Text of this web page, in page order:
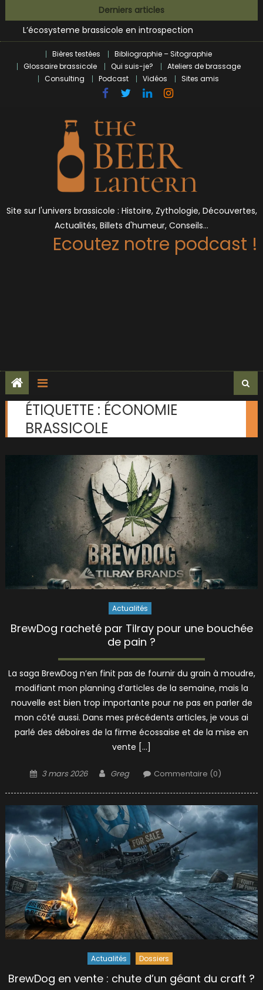
to
content
Derniers articles
L’écosysteme brassicole en introspection
Zoumaï : pionnier de la révolution craft à Marseille
L’intelligence artificielle dans le milieu brassicole
BrewDog racheté par Tilray pour une bouchée de pain ?
Bières et célébrités
Bières testées
Bibliographie – Sitographie
Glossaire brassicole
Qui suis-je?
Ateliers de brassage
Consulting
Podcast Vidéos Sites amis
Site sur l'univers brassicole : Histoire, Zythologie, Découvertes,
Actualités, Billets d'humeur, Conseils…
Ecoutez notre podcast !
ÉTIQUETTE : ÉCONOMIE
BRASSICOLE
Actualités
BrewDog racheté par Tilray pour une bouchée
de pain ?
La saga BrewDog n’en finit pas de fournir du grain à moudre,
modifiant mon planning d’articles de la semaine, mais la
nouvelle est bien trop importante pour ne pas en parler de
mon côté aussi. Dans mes précédents articles, je vous ai
parlé des déboires de la firme écossaise et de la mise en
vente […]
Posted
3 mars 2026 Author
Greg Commentaire (0)
Actualités Dossiers
BrewDog en vente : chute d’un géant du craft ?